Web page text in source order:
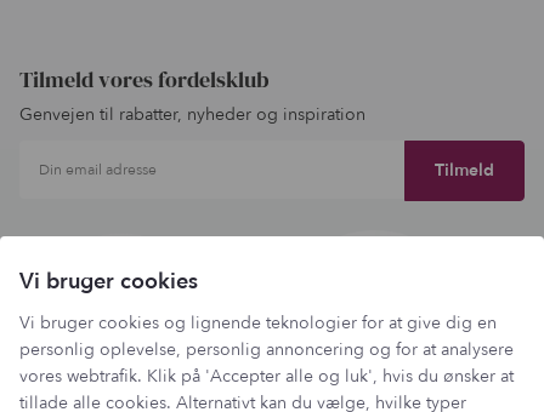
Tilmeld vores fordelsklub
Genvejen til rabatter, nyheder og inspiration
Din email adresse
Vi bruger cookies
Vi bruger cookies og lignende teknologier for at give dig en
personlig oplevelse, personlig annoncering og for at analysere
vores webtrafik. Klik på 'Accepter alle og luk', hvis du ønsker at
tillade alle cookies. Alternativt kan du vælge, hvilke typer